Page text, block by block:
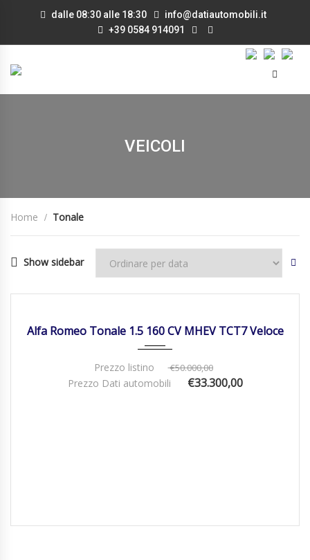
dalle 08:30 alle 18:30
info@datiautomobili.it
+39 0584 914091
VEICOLI
Home Tonale
Show sidebar
Alfa Romeo Tonale 1.5 160 CV MHEV TCT7 Veloce
Prezzo listino €50.000,00
Prezzo Dati automobili €33.300,00